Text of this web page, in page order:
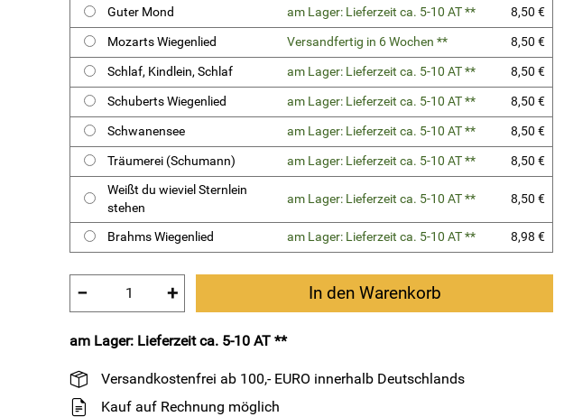
Guter Mond
am Lager: Lieferzeit ca. 5-10 AT **
8,50 €
Mozarts Wiegenlied
Versandfertig in 6 Wochen **
8,50 €
Schlaf, Kindlein, Schlaf
am Lager: Lieferzeit ca. 5-10 AT **
8,50 €
Schuberts Wiegenlied
am Lager: Lieferzeit ca. 5-10 AT **
8,50 €
Schwanensee
am Lager: Lieferzeit ca. 5-10 AT **
8,50 €
Träumerei (Schumann)
am Lager: Lieferzeit ca. 5-10 AT **
8,50 €
Weißt du wieviel Sternlein
stehen
am Lager: Lieferzeit ca. 5-10 AT ** 8,50 €
Brahms Wiegenlied am Lager: Lieferzeit ca. 5-10 AT ** 8,98 €
− + In den Warenkorb
am Lager: Lieferzeit ca. 5-10 AT **
Versandkostenfrei ab 100,- EURO innerhalb Deutschlands
Kauf auf Rechnung möglich